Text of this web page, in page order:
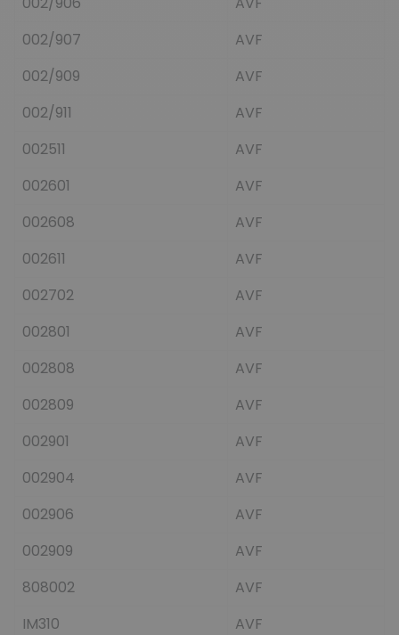
002/907
AVF
002/909
AVF
002/911
AVF
002511
AVF
002601
AVF
002608
AVF
002611
AVF
002702
AVF
002801
AVF
002808
AVF
002809
AVF
002901
AVF
002904
AVF
002906
AVF
002909
AVF
808002
AVF
IM310
AVF